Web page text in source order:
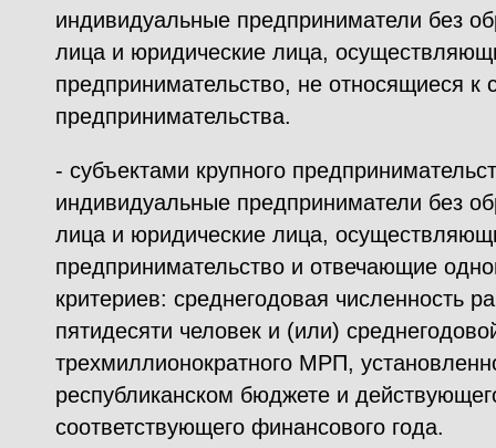
индивидуальные предприниматели без
лица и юридические лица,
предпринимательство, не относящиеся к
предпринимательства.
- субъектами крупного
индивидуальные предприниматели без
лица и юридические лица,
предпринимательство и отвечающие
критериев: среднегодовая численность
пятидесяти человек и (или)
трехмиллионократного МРП,
республиканском бюджете и
соответствующего финансового года.